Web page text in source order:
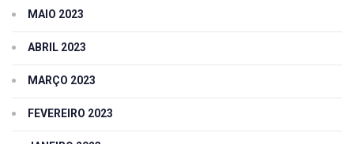
MAIO 2023
ABRIL 2023
MARÇO 2023
FEVEREIRO 2023